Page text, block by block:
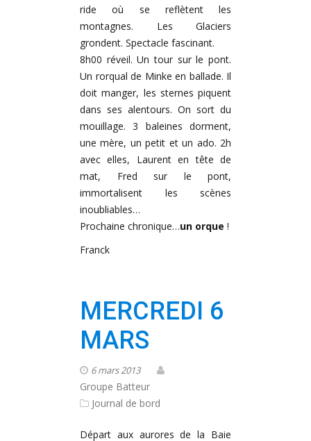
ride où se reflètent les
montagnes. Les Glaciers
grondent. Spectacle fascinant.
8h00 réveil. Un tour sur le pont.
Un rorqual de Minke en ballade. Il
doit manger, les sternes piquent
dans ses alentours. On sort du
mouillage. 3 baleines dorment,
une mère, un petit et un ado. 2h
avec elles, Laurent en tête de
mat, Fred sur le pont,
immortalisent les scènes
inoubliables…
Prochaine chronique…un orque !
Franck
MERCREDI 6
MARS
6 mars 2013
Groupe Batteur
Journal de bord
Départ aux aurores de la Baie